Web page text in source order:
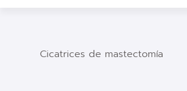
Cicatrices de mastectomía